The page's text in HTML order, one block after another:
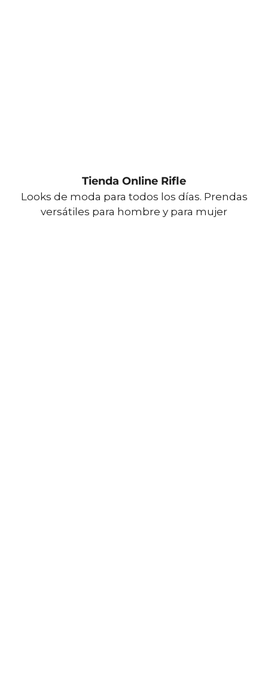
Tienda Online Rifle
Looks de moda para todos los días. Prendas
versátiles para hombre y para mujer